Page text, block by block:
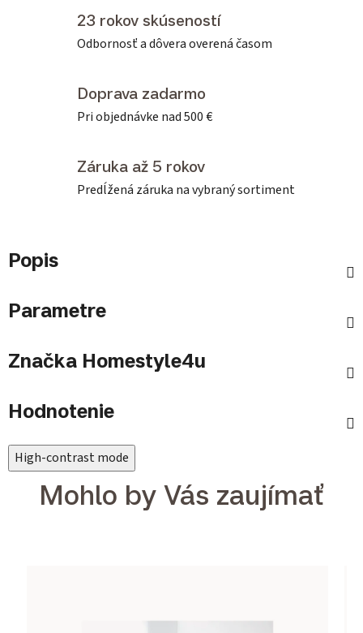
23 rokov skúseností
Odbornosť a dôvera overená časom
Doprava zadarmo
Pri objednávke nad 500 €
Záruka až 5 rokov
Predĺžená záruka na vybraný sortiment
Popis
Parametre
Značka Homestyle4u
Hodnotenie
High-contrast mode
Mohlo by Vás zaujímať